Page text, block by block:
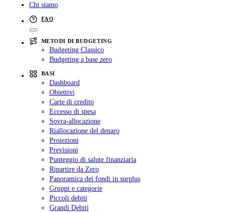
Chi siamo
FAQ
METODI DI BUDGETING
Budgeting Classico
Budgeting a base zero
BASI
Dashboard
Obiettivi
Carte di credito
Eccesso di spesa
Sovra-allocazione
Riallocazione del denaro
Proiezioni
Previsioni
Punteggio di salute finanziaria
Ripartire da Zero
Panoramica dei fondi in surplus
Gruppi e categorie
Piccoli debiti
Grandi Debiti